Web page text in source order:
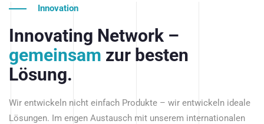
Innovation
Innovating Network –
gemeinsam zur besten
Lösung.
Wir entwickeln nicht einfach Produkte – wir entwickeln ideale
Lösungen. Im engen Austausch mit unserem internationalen